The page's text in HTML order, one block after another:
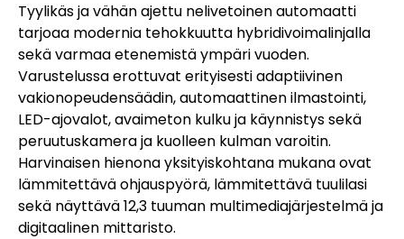
Tyylikäs ja vähän ajettu nelivetoinen automaatti
tarjoaa modernia tehokkuutta hybridivoimalinjalla
sekä varmaa etenemistä ympäri vuoden.
Varustelussa erottuvat erityisesti adaptiivinen
vakionopeudensäädin, automaattinen ilmastointi,
LED-ajovalot, avaimeton kulku ja käynnistys sekä
peruutuskamera ja kuolleen kulman varoitin.
Harvinaisen hienona yksityiskohtana mukana ovat
lämmitettävä ohjauspyörä, lämmitettävä tuulilasi
sekä näyttävä 12,3 tuuman multimediajärjestelmä ja
digitaalinen mittaristo.